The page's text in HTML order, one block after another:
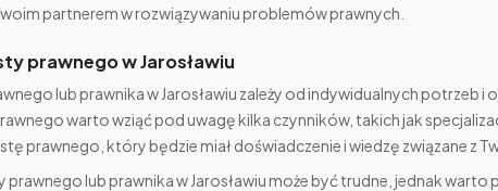
partnerem w rozwiązywaniu problemów prawnych.
prawnego w Jarosławiu
lub prawnika w Jarosławiu zależy od indywidualnych potrzeb i
warto wziąć pod uwagę kilka czynników, takich jak
prawnego, który będzie miał doświadczenie i wiedzę związane z
lub prawnika w Jarosławiu może być trudne, jednak